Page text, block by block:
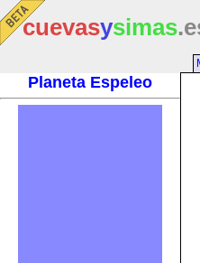
cuevasysimas
Planeta Espeleo